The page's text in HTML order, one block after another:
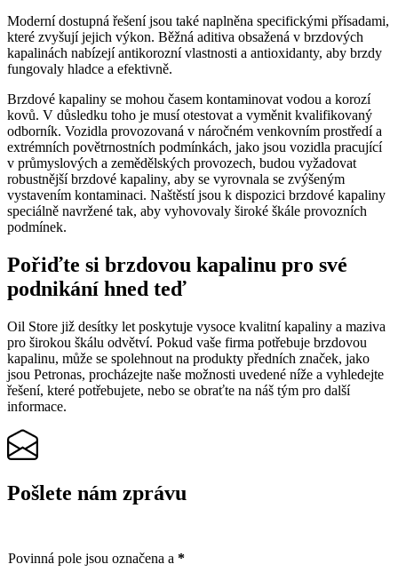
Moderní dostupná řešení jsou také naplněna specifickými přísadami,
které zvyšují jejich výkon. Běžná aditiva obsažená v brzdových
kapalinách nabízejí antikorozní vlastnosti a antioxidanty, aby brzdy
fungovaly hladce a efektivně.
Brzdové kapaliny se mohou časem kontaminovat vodou a korozí
kovů. V důsledku toho je musí otestovat a vyměnit kvalifikovaný
odborník. Vozidla provozovaná v náročném venkovním prostředí a
extrémních povětrnostních podmínkách, jako jsou vozidla pracující
v průmyslových a zemědělských provozech, budou vyžadovat
robustnější brzdové kapaliny, aby se vyrovnala se zvýšeným
vystavením kontaminaci. Naštěstí jsou k dispozici brzdové kapaliny
speciálně navržené tak, aby vyhovovaly široké škále provozních
podmínek.
Pořiďte si brzdovou kapalinu pro své
podnikání hned teď
Oil Store již desítky let poskytuje vysoce kvalitní kapaliny a maziva
pro širokou škálu odvětví. Pokud vaše firma potřebuje brzdovou
kapalinu, může se spolehnout na produkty předních značek, jako
jsou Petronas, procházejte naše možnosti uvedené níže a vyhledejte
řešení, které potřebujete, nebo se obraťte na náš tým pro další
informace.
Pošlete nám zprávu
Povinná pole jsou označena a *